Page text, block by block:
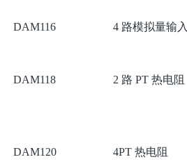
DAM116 4 路模拟量输入
DAM118 2 路 PT 热电阻
DAM120 4PT 热电阻